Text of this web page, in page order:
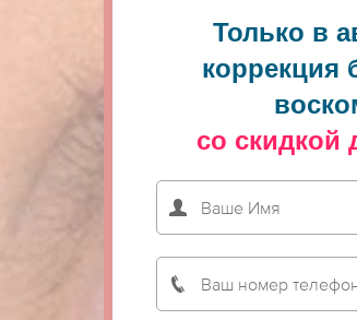
Только в
коррекция
со скидкой